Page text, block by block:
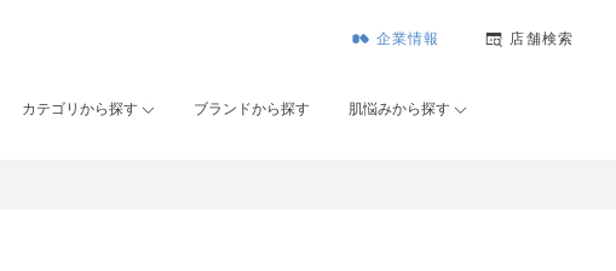
企業情報 店舗検索
カテゴリから探す ブランドから探す 肌悩みから探す